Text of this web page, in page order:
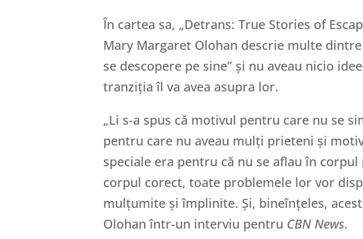
În cartea sa, „Detrans: True Stories of
Mary Margaret Olohan descrie multe
se descopere pe sine” și nu aveau nicio
tranziția îl va avea asupra lor.
„Li s-a spus că motivul pentru care nu se
pentru care nu aveau mulți prieteni și
speciale era pentru că nu se aflau în corpul
corpul corect, toate problemele lor vor
mulțumite și împlinite. Și, bineînțeles,
Olohan într-un interviu pentru CBN News.